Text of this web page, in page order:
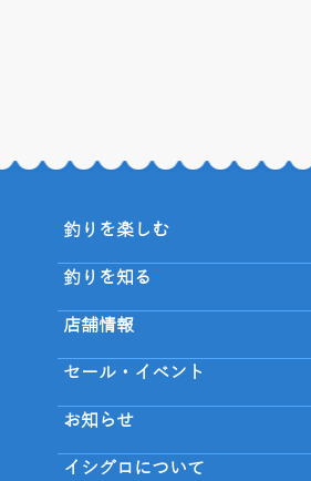
釣りを楽しむ
釣りを知る
店舗情報
セール・イベント
お知らせ
イシグロについて